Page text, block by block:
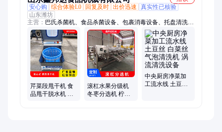
安心购
综合体验L0 回复及时 出价迅速
真实性已核验
山东潍坊
主营： 巴氏杀菌机、食品杀菌设备、包裹消毒设备、托盘清洗设
备、周转筐清洗设备、低温灭菌流水线
芹菜段甩干机 食
品甩干脱水机 多
滚杠水果分级机
冬枣分选机 柠檬
中央厨房净菜加
工流水线 土豆丝